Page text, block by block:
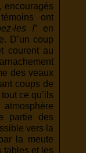
encouragés
ont
les !” en
D’un coup
courent au
des veaux
coups de
ce qu’ils
partie des
vers la
la meute
tables et les